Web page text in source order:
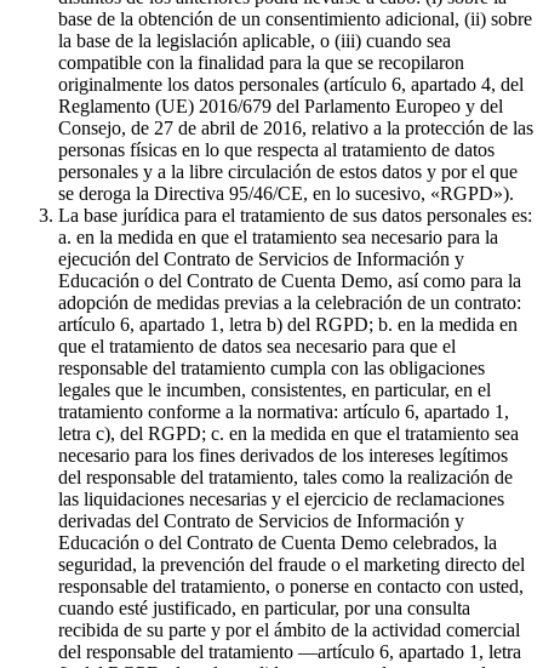
base de la obtención de un consentimiento adicional, (ii) sobre
la base de la legislación aplicable, o (iii) cuando sea
compatible con la finalidad para la que se recopilaron
originalmente los datos personales (artículo 6, apartado 4, del
Reglamento (UE) 2016/679 del Parlamento Europeo y del
Consejo, de 27 de abril de 2016, relativo a la protección de las
personas físicas en lo que respecta al tratamiento de datos
personales y a la libre circulación de estos datos y por el que
se deroga la Directiva 95/46/CE, en lo sucesivo, «RGPD»).
La base jurídica para el tratamiento de sus datos personales es:
a. en la medida en que el tratamiento sea necesario para la
ejecución del Contrato de Servicios de Información y
Educación o del Contrato de Cuenta Demo, así como para la
adopción de medidas previas a la celebración de un contrato:
artículo 6, apartado 1, letra b) del RGPD; b. en la medida en
que el tratamiento de datos sea necesario para que el
responsable del tratamiento cumpla con las obligaciones
legales que le incumben, consistentes, en particular, en el
tratamiento conforme a la normativa: artículo 6, apartado 1,
letra c), del RGPD; c. en la medida en que el tratamiento sea
necesario para los fines derivados de los intereses legítimos
del responsable del tratamiento, tales como la realización de
las liquidaciones necesarias y el ejercicio de reclamaciones
derivadas del Contrato de Servicios de Información y
Educación o del Contrato de Cuenta Demo celebrados, la
seguridad, la prevención del fraude o el marketing directo del
responsable del tratamiento, o ponerse en contacto con usted,
cuando esté justificado, en particular, por una consulta
recibida de su parte y por el ámbito de la actividad comercial
del responsable del tratamiento —artículo 6, apartado 1, letra